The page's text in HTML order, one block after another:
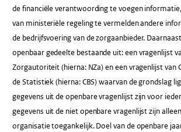
de financiële verantwoording te voegen
van ministeriële regeling te vermelden andere
de bedrijfsvoering van de zorgaanbieder.
openbaar gedeelte bestaande uit: een vragenlijst
Zorgautoriteit (hierna: NZa) en een vragenlijst van
de Statistiek (hierna: CBS) waarvan de grondslag
gegevens uit de openbare vragenlijst zijn voor
gegevens uit de niet openbare vragenlijst zijn
organisatie toegankelijk. Doel van de openbare